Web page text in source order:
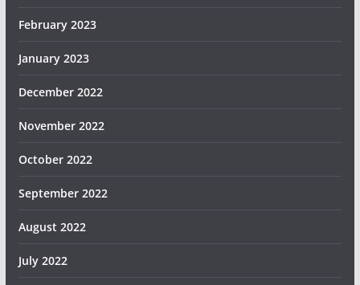
February 2023
January 2023
December 2022
November 2022
October 2022
September 2022
August 2022
July 2022